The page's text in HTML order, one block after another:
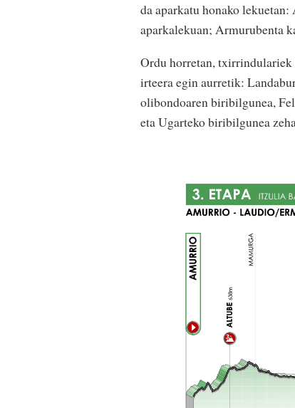
da aparkatu honako
aparkalekuan; Armurubenta
Ordu horretan, txirrindulariek
irteera egin aurretik:
olibondoaren biribilgunea,
eta Ugarteko biribilgunea